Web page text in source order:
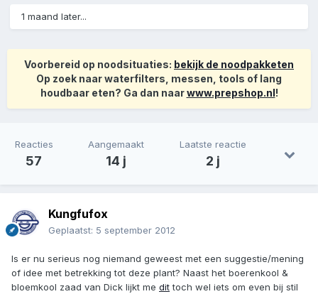
1 maand later...
Voorbereid op noodsituaties: bekijk de noodpakketen
Op zoek naar waterfilters, messen, tools of lang
houdbaar eten? Ga dan naarwww.prepshop.nl!
Reacties
57
Aangemaakt
14 j
Laatste reactie
2 j
Kungfufox
Geplaatst: 5 september 2012
Is er nu serieus nog niemand geweest met een suggestie/mening
of idee met betrekking tot deze plant? Naast het boerenkool &
bloemkool zaad van Dick lijkt me dittoch wel iets om even bij stil